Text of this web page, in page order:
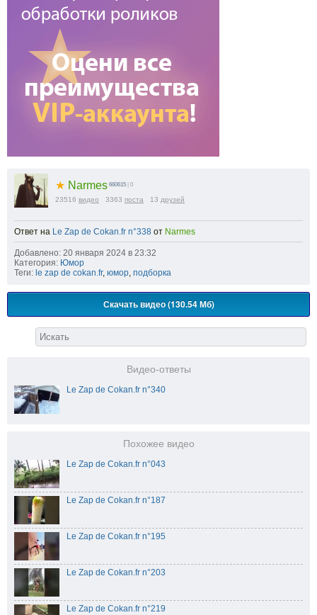
★ Narmes 660615 | 0
23516 видео 3363 поста 13 друзей
Ответ на Le Zap de Cokan.fr n°338 от Narmes
Добавлено: 20 января 2024 в 23:32
Категория: Юмор
Теги: le zap de cokan.fr, юмор, подборка
Скачать видео (130.54 Мб)
Видео-ответы
Le Zap de Cokan.fr n°340
Похожее видео
Le Zap de Cokan.fr n°043
Le Zap de Cokan.fr n°187
Le Zap de Cokan.fr n°195
Le Zap de Cokan.fr n°203
Le Zap de Cokan.fr n°219